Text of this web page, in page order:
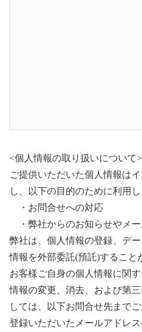
<個人情報の取り扱いについて>
ご提供いただいた個人情報は
し、以下の目的のために利用し
・お問合せへの対応
・弊社からのお知らせやメ
弊社は、個人情報の登録、デ
情報を外部委託(預託)すること
お客様ご自身の個人情報に関
情報の変更、消去、および第
しては、以下お問合せ先までご
登録いただいたメールアドレ